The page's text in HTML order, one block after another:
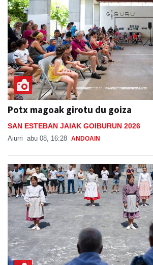
Potx magoak girotu du goiza
SAN ESTEBAN JAIAK GOIBURUN 2026
Aiurri abu 08, 16:28 ANDOAIN